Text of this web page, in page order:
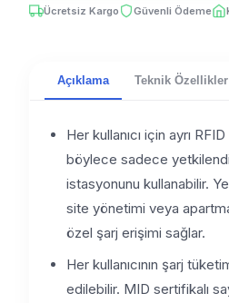
Ücretsiz Kargo Güvenli Ödeme
Açıklama Teknik Özellikler
Her kullanıcı için ayrı
böylece sadece
istasyonunu kullanabilir.
site yönetimi veya
özel şarj erişimi sağlar.
Her kullanıcının şarj
edilebilir. MID sertifikalı